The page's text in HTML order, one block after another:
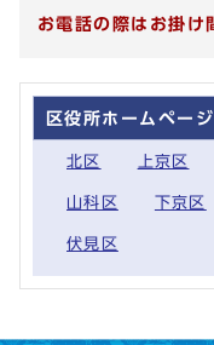
お電話の際はお掛け
区役所ホームページ
北区 上京区
山科区 下京区
伏見区